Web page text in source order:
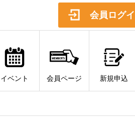
会員ログ
イベント 会員ページ 新規申込